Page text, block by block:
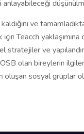
anlayabileceği
ve
Teacch yaklaşımına
ve
olan bireylerin
sosyal gruplar